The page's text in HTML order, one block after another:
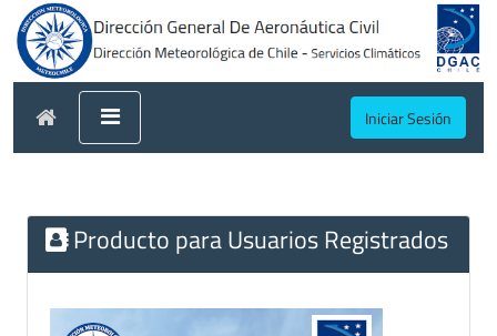
Iniciar Sesión
Producto para Usuarios Registrados